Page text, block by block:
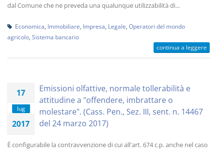
dal Comune che ne preveda una qualunque utilizzabilità di...
Economica Immobiliare Impresa Legale Operatori del mondo
agricolo Sistema bancario
continua a leggere
17
lug
2017
Emissioni olfattive, normale tollerabilità e
attitudine a "offendere, imbrattare o
molestare". (Cass. Pen., Sez. III, sent. n. 14467
del 24 marzo 2017)
È configurabile la contravvenzione di cui all'art. 674 c.p. anche nel caso